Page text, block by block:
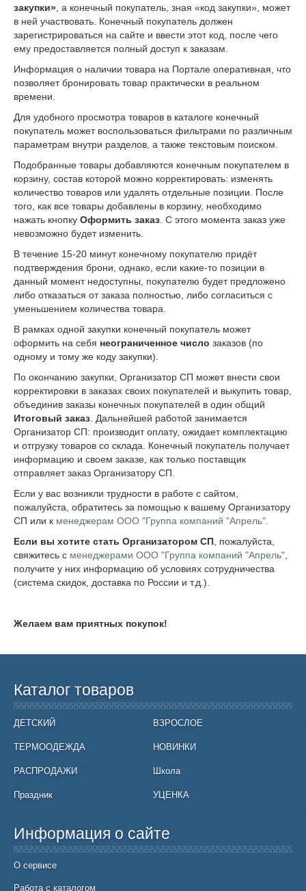
закупки» , а конечный покупатель, зная «код закупки», может
в ней участвовать. Конечный покупатель должен
зарегистрироваться на сайте и ввести этот код, после чего
ему предоставляется полный доступ к заказам.
Информация о наличии товара на Портале оперативная, что
позволяет бронировать товар практически в реальном
времени.
Для удобного просмотра товаров в каталоге конечный
покупатель может воспользоваться фильтрами по различным
параметрам внутри разделов, а также текстовым поиском.
Подобранные товары добавляются конечным покупателем в
корзину, состав которой можно корректировать: изменять
количество товаров или удалять отдельные позиции. После
того, как все товары добавлены в корзину, необходимо
нажать кнопку Оформить заказ . С этого момента заказ уже
невозможно будет изменить.
В течение 15-20 минут конечному покупателю придёт
подтверждения брони, однако, если какие-то позиции в
данный момент недоступны, покупателю будет предложено
либо отказаться от заказа полностью, либо согласиться с
уменьшением количества товара.
В рамках одной закупки конечный покупатель может
оформить на себя неограниченное число заказов (по
одному и тому же коду закупки).
По окончанию закупки, Организатор СП может внести свои
корректировки в заказах своих покупателей и выкупить товар,
объединив заказы конечных покупателей в один общий
Итоговый заказ . Дальнейшей работой занимается
Организатор СП: производит оплату, ожидает комплектацию
и отгрузку товаров со склада. Конечный покупатель получает
информацию и своем заказе, как только поставщик
отправляет заказ Организатору СП.
Если у вас возникли трудности в работе с сайтом,
пожалуйста, обратитесь за помощью к вашему Организатору
СП или к менеджерам ООО "Группа компаний "Апрель"
Если вы хотите стать Организатором СП , пожалуйста,
свяжитесь с менеджерами ООО "Группа компаний "Апрель"
получите у них информацию об условиях сотрудничества
(система скидок, доставка по России и т.д.).
Желаем вам приятных покупок!
Каталог товаров
ДЕТСКИЙ ВЗРОСЛОЕ
ТЕРМООДЕЖДА НОВИНКИ
РАСПРОДАЖИ Школа
Праздник УЦЕНКА
Информация о сайте
О сервисе
Работа с каталогом